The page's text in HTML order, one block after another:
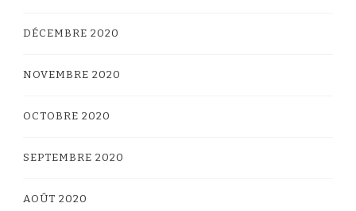
DÉCEMBRE 2020
NOVEMBRE 2020
OCTOBRE 2020
SEPTEMBRE 2020
AOÛT 2020